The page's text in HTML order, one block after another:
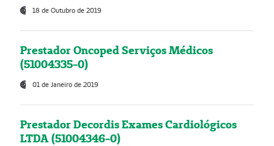
18 de Outubro de 2019
Prestador Oncoped Serviços Médicos
(51004335-0)
01 de Janeiro de 2019
Prestador Decordis Exames Cardiológicos
LTDA (51004346-0)